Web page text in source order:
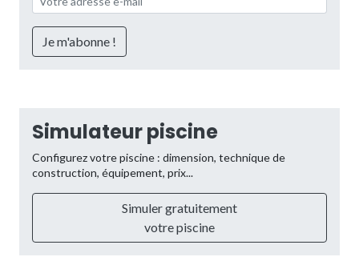
Simulateur piscine
Configurez votre piscine : dimension, technique de
construction, équipement, prix...
Simuler gratuitement
votre piscine